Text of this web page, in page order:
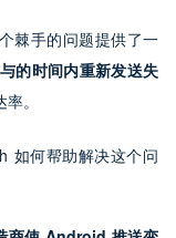
棘手的问题提供了一
的时间内重新发送失
。
如何帮助解决这个问